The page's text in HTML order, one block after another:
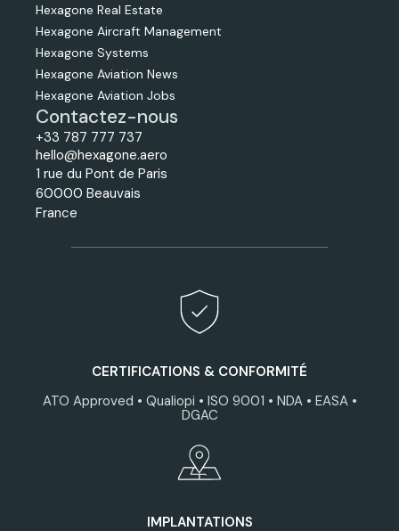
Hexagone Real Estate
Hexagone Aircraft Management
Hexagone Systems
Hexagone Aviation News
Hexagone Aviation Jobs
Contactez-nous
+33 787 777 737
hello@hexagone.aero
1 rue du Pont de Paris
60000 Beauvais
France
CERTIFICATIONS & CONFORMITÉ
ATO Approved • Qualiopi • ISO 9001 • NDA • EASA •
DGAC
IMPLANTATIONS